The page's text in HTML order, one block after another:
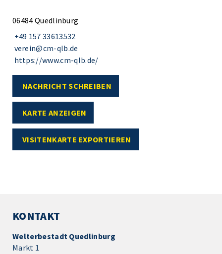
06484 Quedlinburg
+49 157 33613532
verein@cm-qlb.de
https://www.cm-qlb.de/
NACHRICHT SCHREIBEN
KARTE ANZEIGEN
VISITENKARTE EXPORTIEREN
KONTAKT
Welterbestadt Quedlinburg
Markt 1